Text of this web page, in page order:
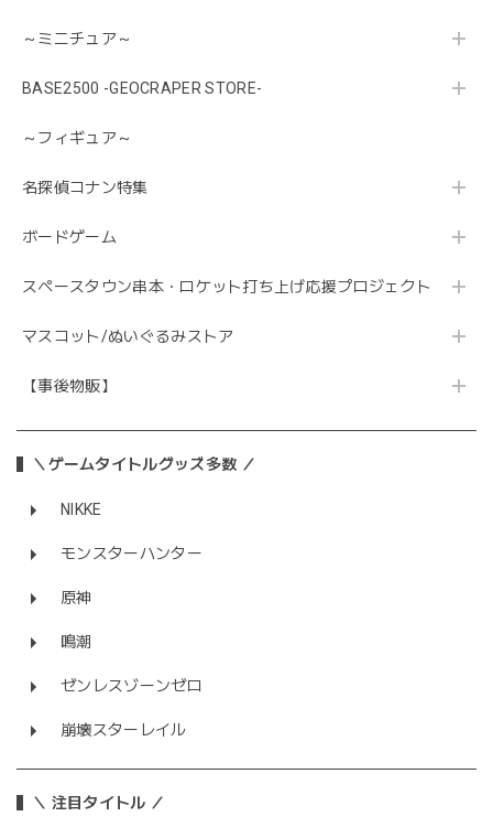
～ミニチュア～
BASE2500 -GEOCRAPER STORE-
～フィギュア～
名探偵コナン特集
ボードゲーム
スペースタウン串本・ロケット打ち上げ応援プロジェクト
マスコット/ぬいぐるみストア
【事後物販】
＼ゲームタイトルグッズ多数 ／
NIKKE
モンスターハンター
原神
鳴潮
ゼンレスゾーンゼロ
崩壊スターレイル
＼ 注目タイトル ／